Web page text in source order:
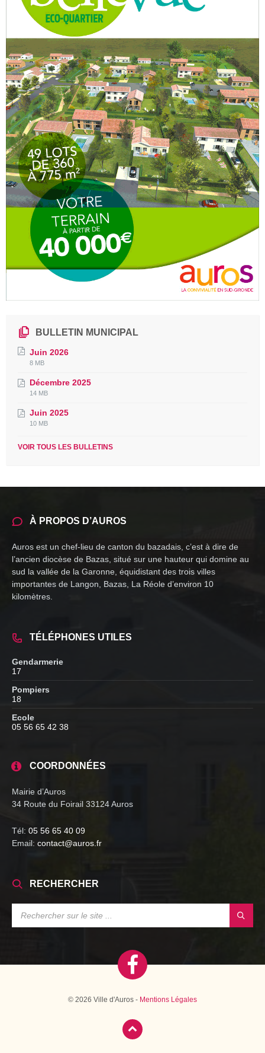
BULLETIN MUNICIPAL
Juin 2026
File
pdf
File
8 MB
Décembre 2025
File
pdf
File
14 MB
Juin 2025
File
pdf
File
10 MB
VOIR TOUS LES BULLETINS
À PROPOS D’AUROS
Auros est un chef-lieu de canton du bazadais, c’est à dire de
l’ancien diocèse de Bazas, situé sur une hauteur qui domine au
sud la vallée de la Garonne, équidistant des trois villes
importantes de Langon, Bazas, La Réole d’environ 10
kilomètres.
TÉLÉPHONES UTILES
Gendarmerie
17
Pompiers
18
Ecole
05 56 65 42 38
COORDONNÉES
Mairie d’Auros
34 Route du Foirail 33124 Auros
Tél: 05 56 65 40 09
Email: contact@auros.fr
RECHERCHER
© 2026 Ville d'Auros - Mentions Légales